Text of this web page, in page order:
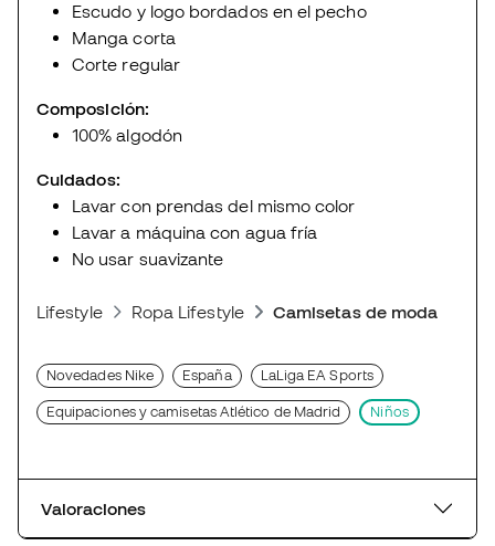
Escudo y logo bordados en el pecho
Manga corta
Corte regular
Composición:
100% algodón
Cuidados:
Lavar con prendas del mismo color
Lavar a máquina con agua fría
No usar suavizante
Lifestyle Ropa Lifestyle Camisetas de moda
Novedades Nike España LaLiga EA Sports
Equipaciones y camisetas Atlético de Madrid Niños
Valoraciones